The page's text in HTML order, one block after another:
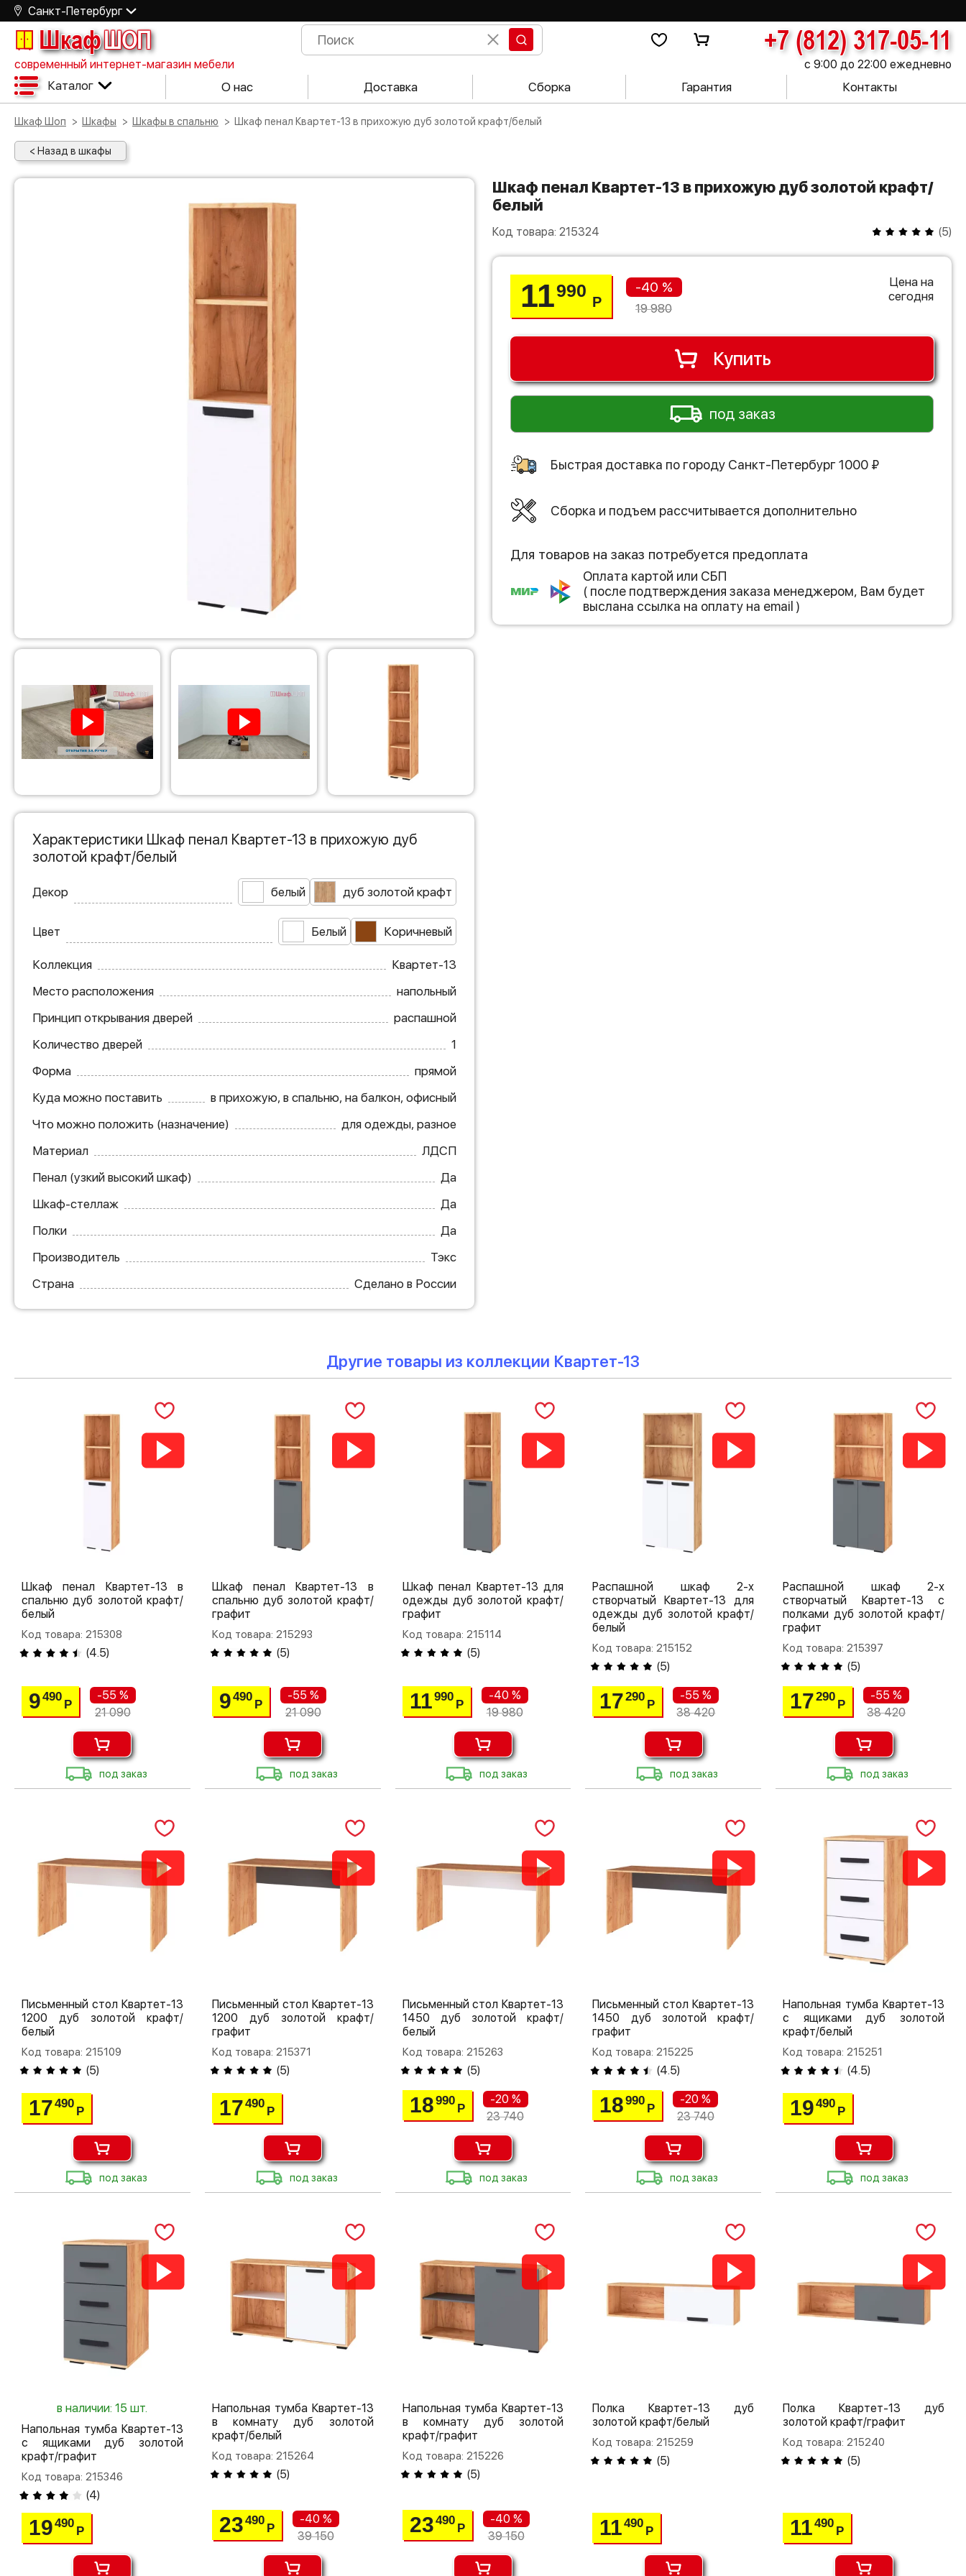
Санкт-Петербург
ШкафШОП +7 (812) 317-05-11
современный интернет-магазин мебели с 9:00 до 22:00 ежедневно
Каталог О нас Доставка Сборка Гарантия Контакты
Шкаф Шоп Шкафы Шкафы в спальню Шкаф пенал Квартет-13 в прихожую дуб золотой крафт/белый
< Назад в шкафы
Шкаф пенал Квартет-13 в прихожую дуб золотой крафт/
белый
Код товара: 215324 (5)
11990
Р
-40 %
19 980
Цена на
сегодня
Купить
под заказ
Быстрая доставка по городу Санкт-Петербург 1000 ₽
Сборка и подъем рассчитывается дополнительно
Для товаров на заказ потребуется предоплата
Оплата картой или СБП
( после подтверждения заказа менеджером, Вам будет
выслана ссылка на оплату на email )
Характеристики Шкаф пенал Квартет-13 в прихожую дуб
золотой крафт/белый
Декор белый дуб золотой крафт
Цвет Белый Коричневый
Коллекция
Квартет-13
Место расположения
напольный
Принцип открывания дверей
распашной
Количество дверей
1
Форма
прямой
Куда можно поставить
в прихожую, в спальню, на балкон, офисный
Что можно положить (назначение)
для одежды, разное
Материал
ЛДСП
Пенал (узкий высокий шкаф)
Да
Шкаф-стеллаж
Да
Полки
Да
Производитель
Тэкс
Страна
Сделано в России
Другие товары из коллекции Квартет-13
Шкаф пенал Квартет-13 в
спальню дуб золотой крафт/
белый
Код товара: 215308
(4.5)
9490
Р
-55 %
21 090
под заказ
Шкаф пенал Квартет-13 в
спальню дуб золотой крафт/
графит
Код товара: 215293
(5)
9490
Р
-55 %
21 090
под заказ
Шкаф пенал Квартет-13 для
одежды дуб золотой крафт/
графит
Код товара: 215114
(5)
11990
Р
-40 %
19 980
под заказ
Распашной шкаф 2-х
створчатый Квартет-13 для
одежды дуб золотой крафт/
белый
Код товара: 215152
(5)
17290
Р
-55 %
38 420
под заказ
Распашной шкаф 2-х
створчатый Квартет-13 с
полками дуб золотой крафт/
графит
Код товара: 215397
(5)
17290
Р
-55 %
38 420
под заказ
Письменный стол Квартет-13
1200 дуб золотой крафт/
белый
Код товара: 215109
(5)
17490
Р
под заказ
Письменный стол Квартет-13
1200 дуб золотой крафт/
графит
Код товара: 215371
(5)
17490
Р
под заказ
Письменный стол Квартет-13
1450 дуб золотой крафт/
белый
Код товара: 215263
(5)
18990
Р
-20 %
23 740
под заказ
Письменный стол Квартет-13
1450 дуб золотой крафт/
графит
Код товара: 215225
(4.5)
18990
Р
-20 %
23 740
под заказ
Напольная тумба Квартет-13
с ящиками дуб золотой
крафт/белый
Код товара: 215251
(4.5)
19490
Р
под заказ
в наличии: 15 шт.
Напольная тумба Квартет-13
с ящиками дуб золотой
крафт/графит
Код товара: 215346
(4)
19490
Р
Напольная тумба Квартет-13
в комнату дуб золотой
крафт/белый
Код товара: 215264
(5)
23490
Р
-40 %
39 150
Напольная тумба Квартет-13
в комнату дуб золотой
крафт/графит
Код товара: 215226
(5)
23490
Р
-40 %
39 150
Полка Квартет-13 дуб
золотой крафт/белый
Код товара: 215259
(5)
11490
Р
Полка Квартет-13 дуб
золотой крафт/графит
Код товара: 215240
(5)
11490
Р